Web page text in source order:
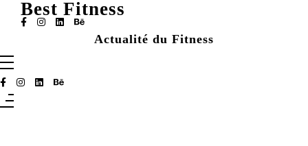
contenu
Best Fitness
Actualité du Fitness